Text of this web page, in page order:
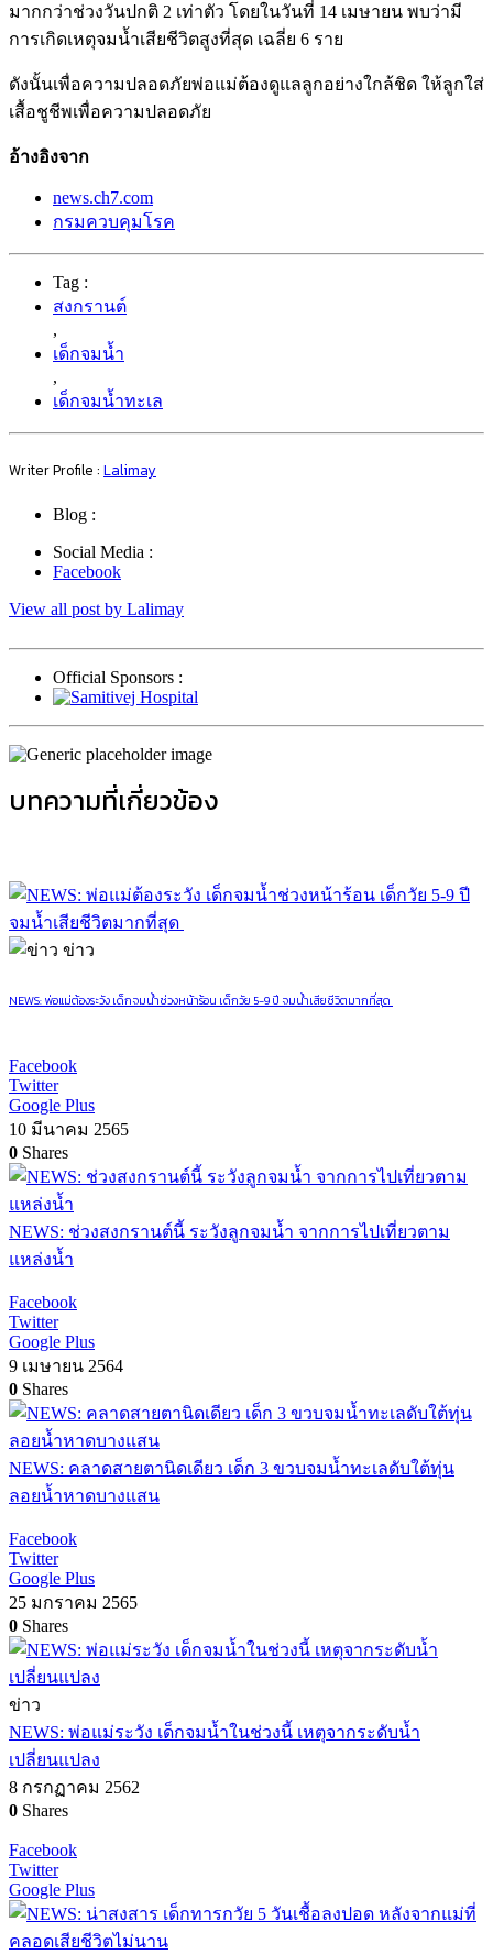
มากกว่าช่วงวันปกติ 2 เท่าตัว โดยในวันที่ 14 เมษายน พบว่ามี
การเกิดเหตุจมน้ำเสียชีวิตสูงที่สุด เฉลี่ย 6 ราย
ดังนั้นเพื่อความปลอดภัยพ่อแม่ต้องดูแลลูกอย่างใกล้ชิด ให้ลูกใส่
เสื้อชูชีพเพื่อความปลอดภัย
อ้างอิงจาก
news.ch7.com
กรมควบคุมโรค
Tag :
สงกรานต์
,
เด็กจมน้ำ
,
เด็กจมน้ำทะเล
Writer Profile : Lalimay
Blog :
Social Media :
Facebook
View all post by Lalimay
Official Sponsors :
บทความที่เกี่ยวข้อง
ข่าว
NEWS: พ่อแม่ต้องระวัง เด็กจมน้ำช่วงหน้าร้อน เด็กวัย 5-9 ปี จมน้ำเสียชีวิตมากที่สุด
Facebook
Twitter
Google Plus
10 มีนาคม 2565
0 Shares
NEWS: ช่วงสงกรานต์นี้ ระวังลูกจมน้ำ จากการไปเที่ยวตาม
แหล่งน้ำ
Facebook
Twitter
Google Plus
9 เมษายน 2564
0 Shares
NEWS: คลาดสายตานิดเดียว เด็ก 3 ขวบจมน้ำทะเลดับใต้ทุ่น
ลอยน้ำหาดบางแสน
Facebook
Twitter
Google Plus
25 มกราคม 2565
0 Shares
ข่าว
NEWS: พ่อแม่ระวัง เด็กจมน้ำในช่วงนี้ เหตุจากระดับน้ำ
เปลี่ยนแปลง
8 กรกฏาคม 2562
0 Shares
Facebook
Twitter
Google Plus